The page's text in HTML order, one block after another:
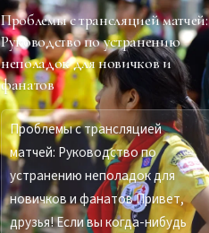
Проблемы с трансляцией матчей:
Руководство по устранению
неполадок для новичков и
фанатов
Проблемы с трансляцией
матчей: Руководство по
устранению неполадок для
новичков и фанатов Привет,
друзья! Если вы когда-нибудь